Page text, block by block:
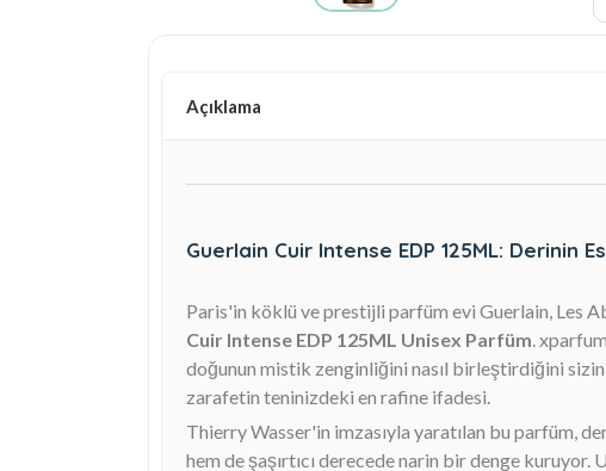
Açıklama
Guerlain Cuir Intense EDP 125ML: Derinin
Paris'in köklü ve prestijli parfüm evi Guerlain, Les
Cuir Intense EDP 125ML Unisex Parfüm.
doğunun mistik zenginliğini nasıl birleştirdiğini sizin
zarafetin teninizdeki en rafine ifadesi.
Thierry Wasser'in imzasıyla yaratılan bu parfüm,
hem de şaşırtıcı derecede narin bir denge kuruyor.